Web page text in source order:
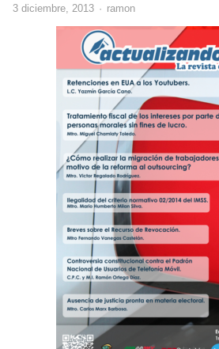
3 diciembre, 2013 Author
ramon